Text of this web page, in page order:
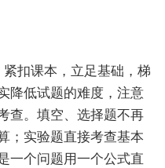
扣课本，立足基础，梯
降低试题的难度，注意
查。填空、选择题不再
；实验题直接考查基本
一个问题用一个公式直